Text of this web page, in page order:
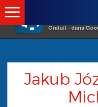
×
Gratuit - dans
Jakub